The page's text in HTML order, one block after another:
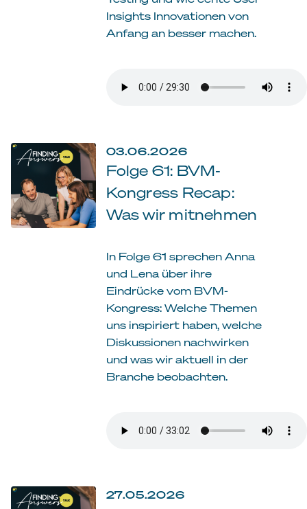
Insights Innovationen von
Anfang an besser machen.
03.06.2026
Folge 61: BVM-
Kongress Recap:
Was wir mitnehmen
In Folge 61 sprechen Anna
und Lena über ihre
Eindrücke vom BVM-
Kongress: Welche Themen
uns inspiriert haben, welche
Diskussionen nachwirken
und was wir aktuell in der
Branche beobachten.
27.05.2026